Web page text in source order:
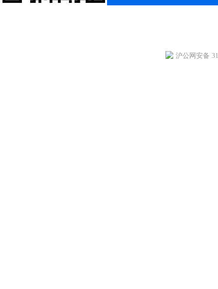
沪公网安备